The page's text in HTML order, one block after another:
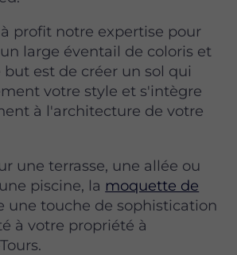
profit notre expertise pour
large éventail de coloris et
but est de créer un sol qui
votre style et s'intègre
à l'architecture de votre
une terrasse, une allée ou
piscine, la moquette de
une touche de sophistication
à votre propriété à